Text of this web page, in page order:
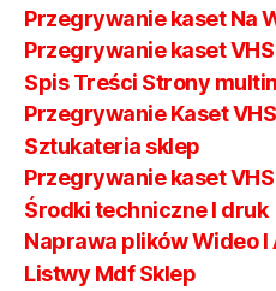
Przegrywanie kaset Na
Przegrywanie kaset
Spis Treści Strony
Przegrywanie Kaset VHS
Sztukateria sklep
Przegrywanie kaset
Środki techniczne I druk
Naprawa plików Wideo I
Listwy Mdf Sklep